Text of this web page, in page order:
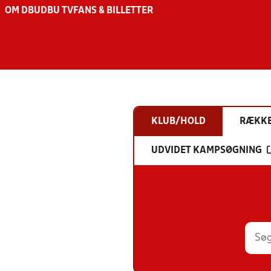
OM DBU DBU TV FANS & BILLETTER
KLUB/HOLD
UDVIDET KAMPSØGNING